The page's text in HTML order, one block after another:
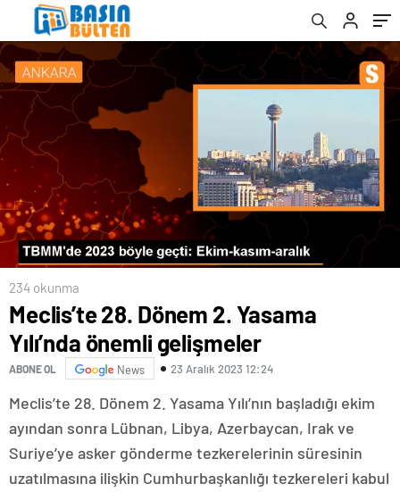
234 okunma
Meclis’te 28. Dönem 2. Yasama
Yılı’nda önemli gelişmeler
ABONE OL News 23 Aralık 2023 12:24
Meclis’te 28. Dönem 2. Yasama Yılı’nın başladığı ekim
ayından sonra Lübnan, Libya, Azerbaycan, Irak ve
Suriye’ye asker gönderme tezkerelerinin süresinin
uzatılmasına ilişkin Cumhurbaşkanlığı tezkereleri kabul
oldu